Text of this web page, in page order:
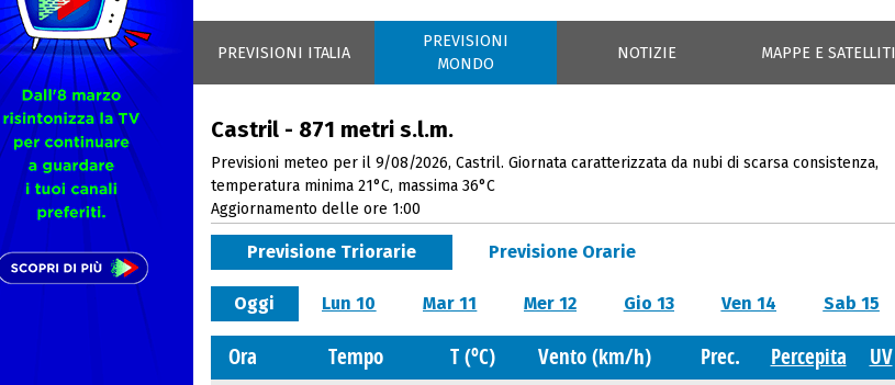
PREVISIONI ITALIA
PREVISIONI
MONDO
NOTIZIE MAPPE E SATELLITI
Castril - 871 metri s.l.m.
Previsioni meteo per il 9/08/2026, Castril. Giornata caratterizzata da nubi di scarsa consistenza,
temperatura minima 21°C, massima 36°C
Aggiornamento delle ore 1:00
Previsione Triorarie Previsione Orarie
Oggi Lun 10 Mar 11 Mer 12 Gio 13 Ven 14 Sab 15
Ora Tempo T (oC) Vento (km/h) Prec. Percepita UV